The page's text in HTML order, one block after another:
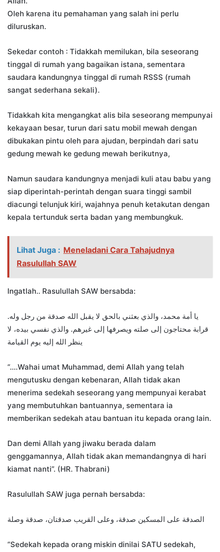
Oleh karena itu pemahaman yang salah ini perlu
diluruskan.
Sekedar contoh : Tidakkah memilukan, bila seseorang
tinggal di rumah yang bagaikan istana, sementara
saudara kandungnya tinggal di rumah RSSS (rumah
sangat sederhana sekali).
Tidakkah kita mengangkat alis bila seseorang mempunyai
kekayaan besar, turun dari satu mobil mewah dengan
dibukakan pintu oleh para ajudan, berpindah dari satu
gedung mewah ke gedung mewah berikutnya,
Namun saudara kandungnya menjadi kuli atau babu yang
siap diperintah-perintah dengan suara tinggi sambil
diacungi telunjuk kiri, wajahnya penuh ketakutan dengan
kepala tertunduk serta badan yang membungkuk.
Lihat Juga : Meneladani Cara Tahajudnya
Rasulullah SAW
Ingatlah.. Rasulullah SAW bersabda:
.يا أمة محمد، والذي بعثني بالحق لا يقبل الله صدقة من رجل وله
قرابة محتاجون إلى صلته ويصرفها إلى غيرهم. والذي نفسي بيده، لا
ينظر الله إليه يوم القيامة
“….Wahai umat Muhammad, demi Allah yang telah
mengutusku dengan kebenaran, Allah tidak akan
menerima sedekah seseorang yang mempunyai kerabat
yang membutuhkan bantuannya, sementara ia
memberikan sedekah atau bantuan itu kepada orang lain.
Dan demi Allah yang jiwaku berada dalam
genggamannya, Allah tidak akan memandangnya di hari
kiamat nanti”. (HR. Thabrani)
Rasulullah SAW juga pernah bersabda:
الصدقة على المسكين صدقة، وعلى القريب صدقتان، صدقة وصلة
“Sedekah kepada orang miskin dinilai SATU sedekah,